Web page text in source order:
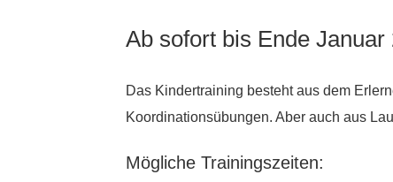
Ab sofort bis Ende Januar
Das Kindertraining besteht aus dem
Koordinationsübungen. Aber auch aus
Mögliche Trainingszeiten: